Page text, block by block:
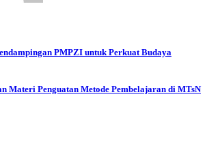
PMPZI untuk Perkuat Budaya
Materi Penguatan Metode Pembelajaran di MTsN